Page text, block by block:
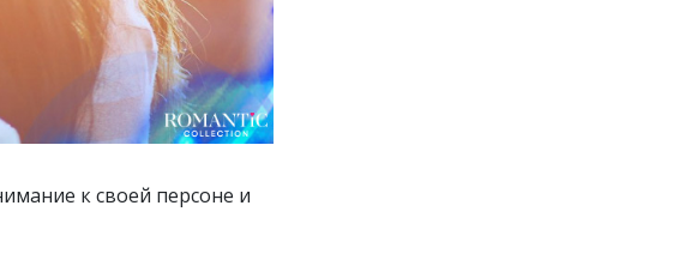
к своей персоне и